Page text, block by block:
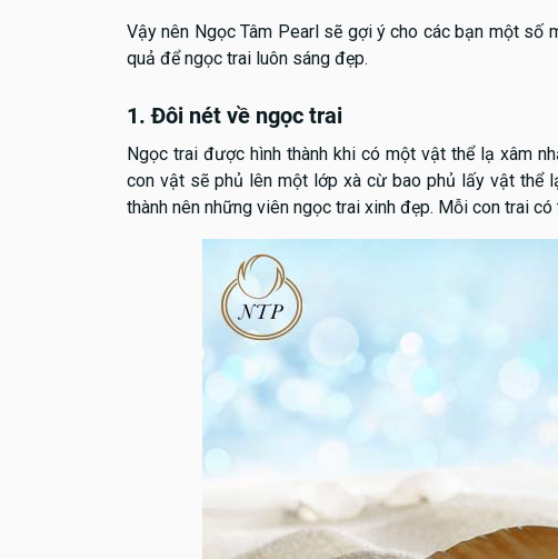
Vậy nên Ngọc Tâm Pearl sẽ gợi ý cho các bạn một số
quả để ngọc trai luôn sáng đẹp.
1. Đôi nét về ngọc trai
Ngọc trai được hình thành khi có một vật thể lạ xâm
con vật sẽ phủ lên một lớp xà cừ bao phủ lấy vật thể
thành nên những viên ngọc trai xinh đẹp. Mỗi con trai